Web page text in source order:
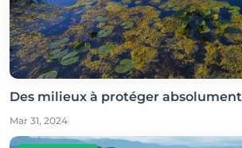
Des milieux à protéger absolument
Mar 31, 2024